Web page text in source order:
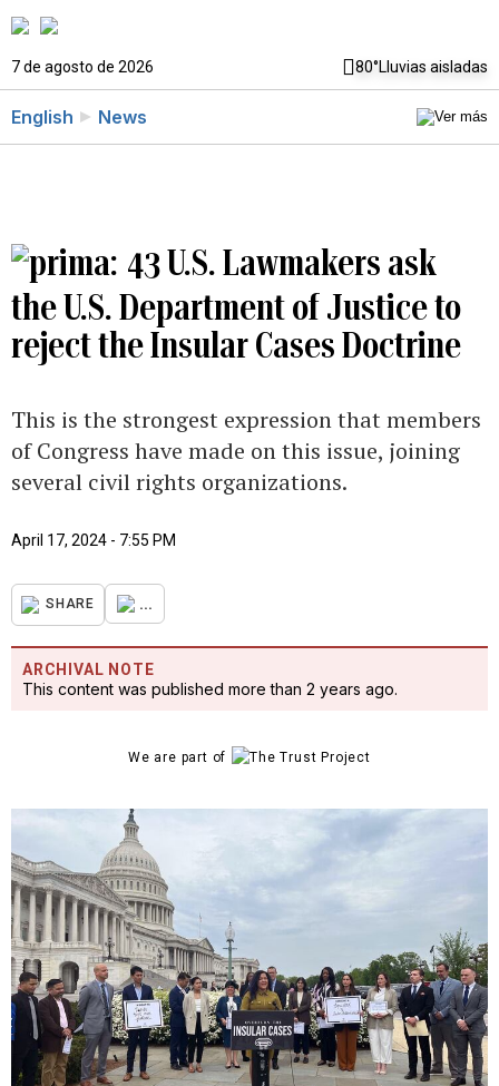
7 de agosto de 2026 80°Lluvias aisladas
English News
43 U.S. Lawmakers ask
the U.S. Department of Justice to
reject the Insular Cases Doctrine
This is the strongest expression that members
of Congress have made on this issue, joining
several civil rights organizations.
April 17, 2024 - 7:55 PM
SHARE ...
ARCHIVAL NOTE
This content was published more than 2 years ago.
We are part of